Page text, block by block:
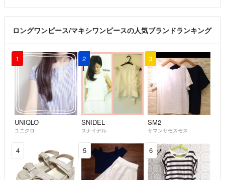
◉匿名配送のかんたんラクマパックで発送いたします。ヤマト運輸⇔日
本郵便で配送方法を変更する場合がございますので、ご希望の配送方法
がある方は購入前にお知らせください。
気持ちの良いお取引が出来るよう心がけて参りますので、どうぞよろし
くお願いいたします☺︎
素敵なご縁がありますように♡
(愛知県公安委員会 第541432303500 山村有寿)
ロングワンピース/マキシワンピースの人気ブランドランキング
1
UNIQLO
ユニクロ
2
SNIDEL
スナイデル
3
SM2
サマンサモスモス
4 5 6